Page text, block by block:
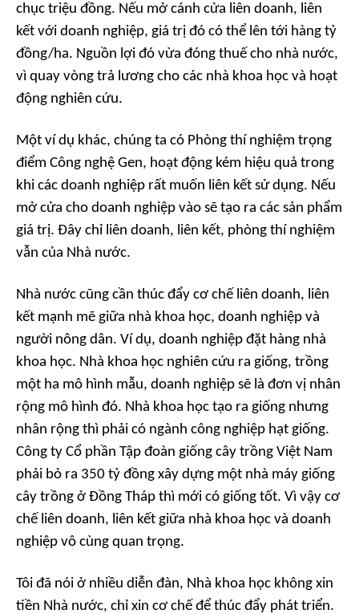
chục triệu đồng. Nếu mở cánh cửa liên doanh, liên
kết với doanh nghiệp, giá trị đó có thể lên tới hàng tỷ
đồng/ha. Nguồn lợi đó vừa đóng thuế cho nhà nước,
vì quay vòng trả lương cho các nhà khoa học và hoạt
động nghiên cứu.
Một ví dụ khác, chúng ta có Phòng thí nghiệm trọng
điểm Công nghệ Gen, hoạt động kém hiệu quả trong
khi các doanh nghiệp rất muốn liên kết sử dụng. Nếu
mở cửa cho doanh nghiệp vào sẽ tạo ra các sản phẩm
giá trị. Đây chỉ liên doanh, liên kết, phòng thí nghiệm
vẫn của Nhà nước.
Nhà nước cũng cần thúc đẩy cơ chế liên doanh, liên
kết mạnh mẽ giữa nhà khoa học, doanh nghiệp và
người nông dân. Ví dụ, doanh nghiệp đặt hàng nhà
khoa học. Nhà khoa học nghiên cứu ra giống, trồng
một ha mô hình mẫu, doanh nghiệp sẽ là đơn vị nhân
rộng mô hình đó. Nhà khoa học tạo ra giống nhưng
nhân rộng thì phải có ngành công nghiệp hạt giống.
Công ty Cổ phần Tập đoàn giống cây trồng Việt Nam
phải bỏ ra 350 tỷ đồng xây dựng một nhà máy giống
cây trồng ở Đồng Tháp thì mới có giống tốt. Vì vậy cơ
chế liên doanh, liên kết giữa nhà khoa học và doanh
nghiệp vô cùng quan trọng.
Tôi đã nói ở nhiều diễn đàn, Nhà khoa học không xin
tiền Nhà nước, chỉ xin cơ chế để thúc đẩy phát triển.